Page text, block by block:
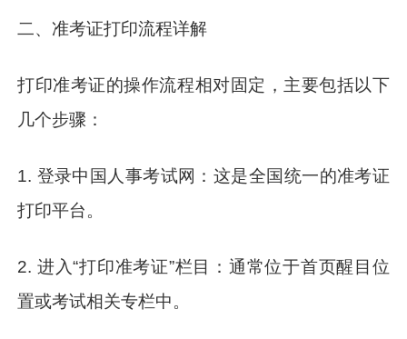
二、准考证打印流程详解
打印准考证的操作流程相对固定，主要包括以下
几个步骤：
1. 登录中国人事考试网：这是全国统一的准考证
打印平台。
2. 进入“打印准考证”栏目：通常位于首页醒目位
置或考试相关专栏中。